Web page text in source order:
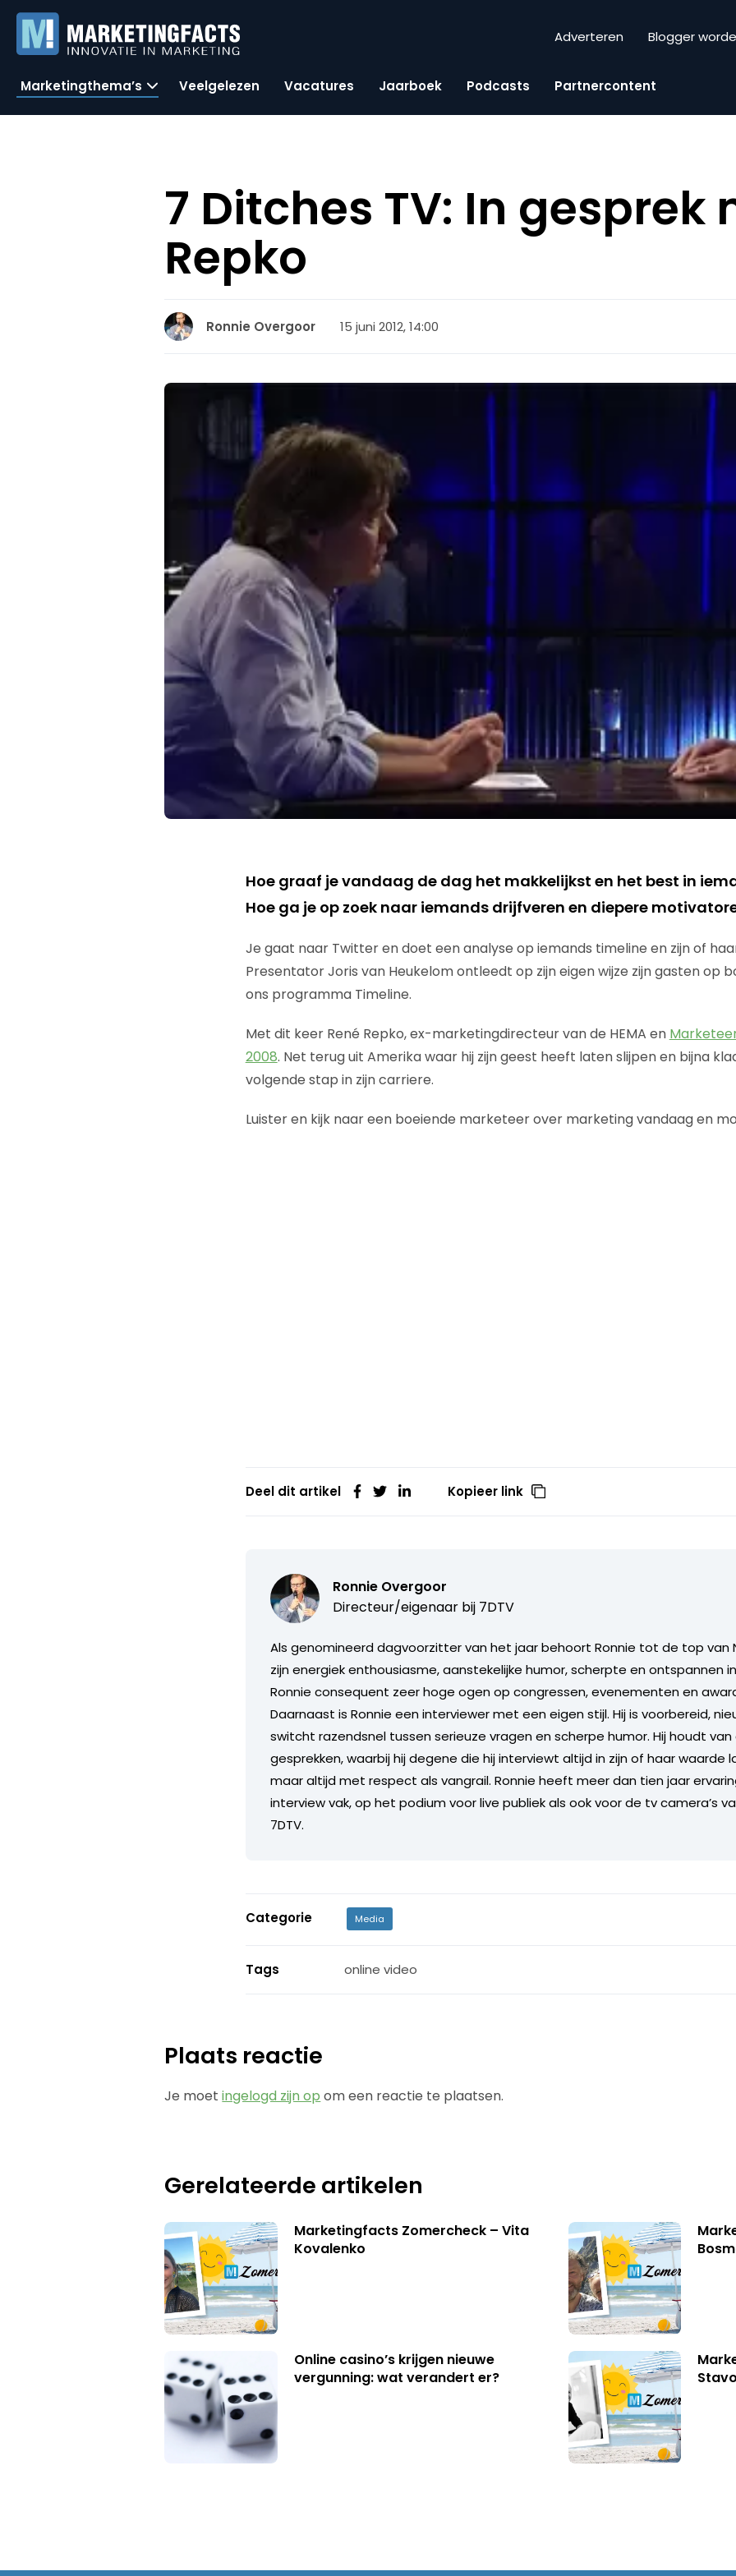
Adverteren Blogger
Marketingthema’s Veelgelezen Vacatures Jaarboek Podcasts Partnercontent
7 Ditches TV: In gesprek
Repko
Ronnie Overgoor 15 juni 2012, 14:00
Hoe graaf je vandaag de dag het makkelijkst en het best in
Hoe ga je op zoek naar iemands drijfveren en diepere
Je gaat naar Twitter en doet een analyse op iemands timeline en zijn of
Presentator Joris van Heukelom ontleedt op zijn eigen wijze zijn gasten op
ons programma Timeline.
Met dit keer René Repko, ex-marketingdirecteur van de HEMA en
2008. Net terug uit Amerika waar hij zijn geest heeft laten slijpen en bijna
volgende stap in zijn carriere.
Luister en kijk naar een boeiende marketeer over marketing vandaag en
Deel dit artikel Kopieer link
Ronnie Overgoor
Directeur/eigenaar bij 7DTV
Als genomineerd dagvoorzitter van het jaar behoort Ronnie tot de top van
zijn energiek enthousiasme, aanstekelijke humor, scherpte en ontspannen
Ronnie consequent zeer hoge ogen op congressen, evenementen en
Daarnaast is Ronnie een interviewer met een eigen stijl. Hij is voorbereid,
switcht razendsnel tussen serieuze vragen en scherpe humor. Hij houdt
gesprekken, waarbij hij degene die hij interviewt altijd in zijn of haar waarde
maar altijd met respect als vangrail. Ronnie heeft meer dan tien jaar
interview vak, op het podium voor live publiek als ook voor de tv camera’s
7DTV.
Categorie Media
Tags online video
Plaats reactie
Je moetingelogd zijn op om een reactie te plaatsen.
Gerelateerde artikelen
Marketingfacts Zomercheck – Vita
Kovalenko
Online casino’s krijgen nieuwe
vergunning: wat verandert er?